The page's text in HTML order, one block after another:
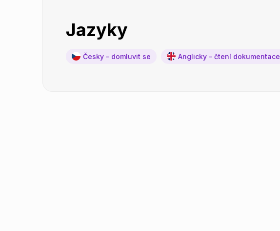
Jazyky
Česky – domluvit se Anglicky – čtení dokumentace